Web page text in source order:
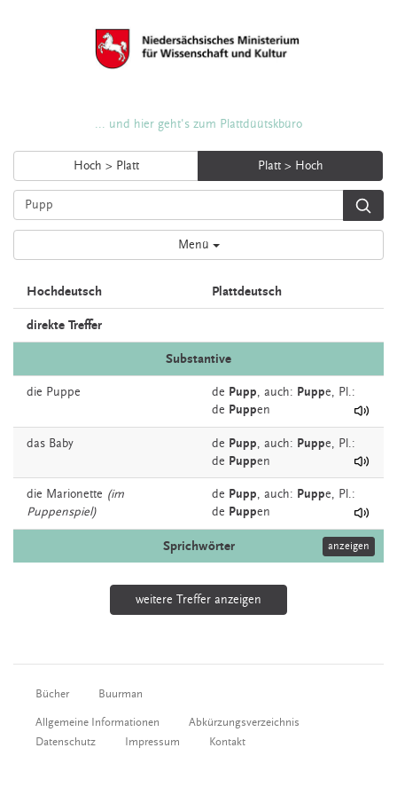
... und hier geht's zum Plattdüütskbüro
Hoch > Platt Platt > Hoch
Menü
Hochdeutsch Plattdeutsch
direkte Treffer
Substantive
die Puppe de Pupp, auch: Puppe, Pl.:
de Puppen
das Baby de Pupp, auch: Puppe, Pl.:
de Puppen
die Marionette (im
Puppenspiel)
de Pupp, auch: Puppe, Pl.:
de Puppen
Sprichwörter anzeigen
weitere Treffer anzeigen
Bücher Buurman
Allgemeine Informationen
Abkürzungsverzeichnis
Datenschutz
Impressum Kontakt